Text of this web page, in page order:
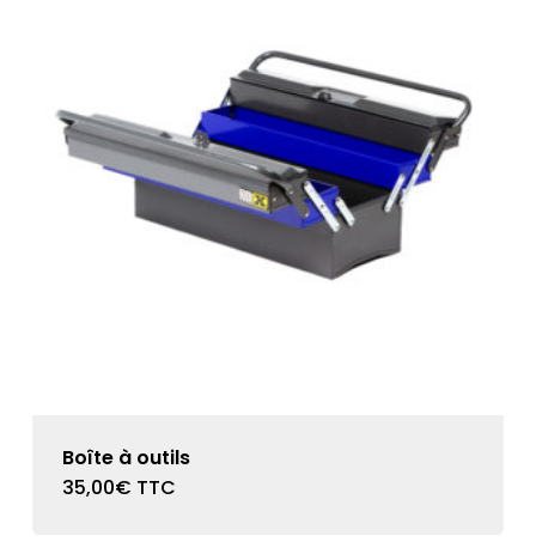
Boîte à outils
35,00€ TTC